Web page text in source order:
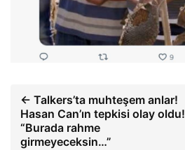
← Talkers’ta muhteşem anlar!
Hasan Can’ın tepkisi olay oldu!
“Burada rahme
girmeyeceksin…”